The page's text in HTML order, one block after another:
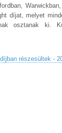
díjat, melyet
osztanak ki.
részesültek -